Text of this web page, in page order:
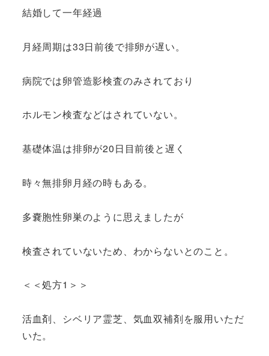
結婚して一年経過
月経周期は33日前後で排卵が遅い。
病院では卵管造影検査のみされており
ホルモン検査などはされていない。
基礎体温は排卵が20日目前後と遅く
時々無排卵月経の時もある。
多嚢胞性卵巣のように思えましたが
検査されていないため、わからないとのこと。
＜＜処方1＞＞
活血剤、シベリア霊芝、気血双補剤を服用いただ
いた。